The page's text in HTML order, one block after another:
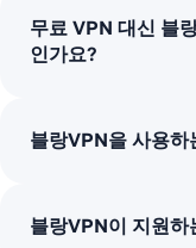
무료 VPN 대신 블
인가요?
블랑VPN을 사용하
블랑VPN이 지원하